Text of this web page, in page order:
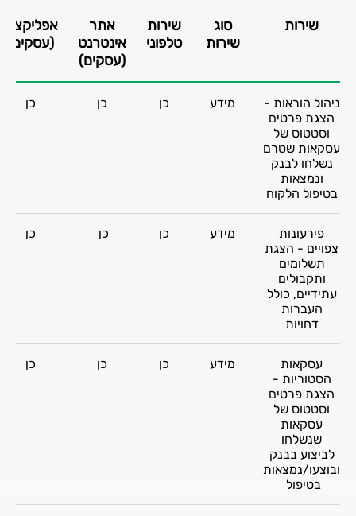
שירות
סוג
שירות
שירות
טלפוני
אתר
אינטרנט
(עסקים)
אפליקציה
(עסקים)
ניהול הוראות -
הצגת פרטים
וסטטוס של
עסקאות שטרם
נשלחו לבנק
ונמצאות
בטיפול הלקוח
מידע כן כן כן
פירעונות
צפויים - הצגת
תשלומים
ותקבולים
עתידיים, כולל
העברות
דחויות
מידע כן כן כן
עסקאות
הסטוריות -
הצגת פרטים
וסטטוס של
עסקאות
שנשלחו
לביצוע בבנק
ובוצעו/נמצאות
בטיפול
מידע כן כן כן